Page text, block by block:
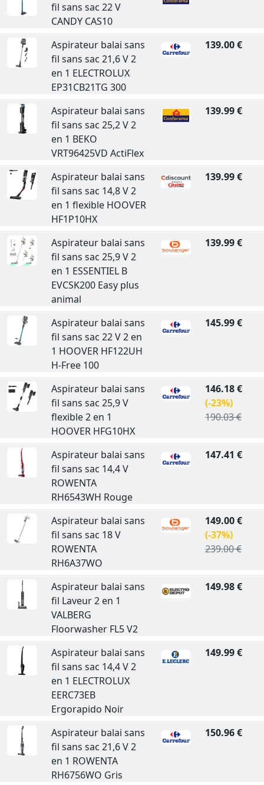
fil sans sac 22 V
CANDY CAS10
Aspirateur balai sans
fil sans sac 21,6 V 2
en 1 ELECTROLUX
EP31CB21TG 300
139.00 €
Aspirateur balai sans
fil sans sac 25,2 V 2
en 1 BEKO
VRT96425VD ActiFlex
139.99 €
Aspirateur balai sans
fil sans sac 14,8 V 2
en 1 flexible HOOVER
HF1P10HX
139.99 €
Aspirateur balai sans
fil sans sac 25,9 V 2
en 1 ESSENTIEL B
EVCSK200 Easy plus
animal
139.99 €
Aspirateur balai sans
fil sans sac 22 V 2 en
1 HOOVER HF122UH
H-Free 100
145.99 €
Aspirateur balai sans
fil sans sac 25,9 V
flexible 2 en 1
HOOVER HFG10HX
146.18 €
(-23%)
190.03 €
Aspirateur balai sans
fil sans sac 14,4 V
ROWENTA
RH6543WH Rouge
147.41 €
Aspirateur balai sans
fil sans sac 18 V
ROWENTA
RH6A37WO
149.00 €
(-37%)
239.00 €
Aspirateur balai sans
fil Laveur 2 en 1
VALBERG
Floorwasher FL5 V2
149.98 €
Aspirateur balai sans
fil sans sac 14,4 V 2
en 1 ELECTROLUX
EERC73EB
Ergorapido Noir
149.99 €
Aspirateur balai sans
fil sans sac 21,6 V 2
en 1 ROWENTA
RH6756WO Gris
150.96 €